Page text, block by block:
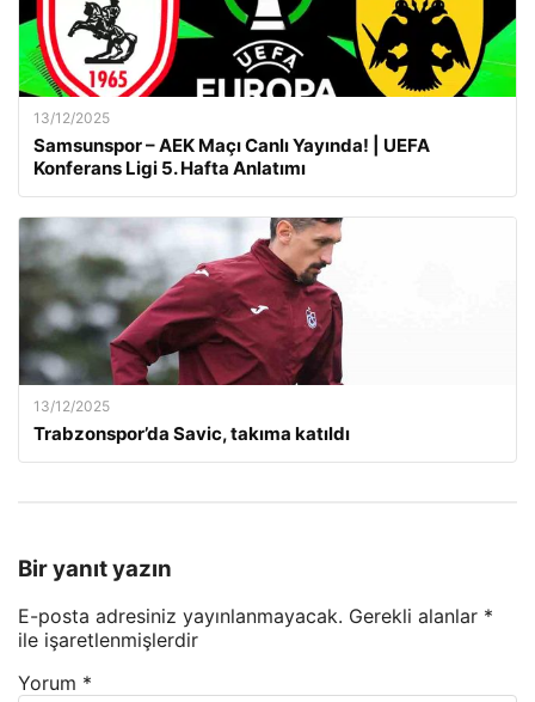
13/12/2025
Samsunspor – AEK Maçı Canlı Yayında! | UEFA
Konferans Ligi 5. Hafta Anlatımı
13/12/2025
Trabzonspor’da Savic, takıma katıldı
Bir yanıt yazın
E-posta adresiniz yayınlanmayacak. Gerekli alanlar *
ile işaretlenmişlerdir
Yorum *